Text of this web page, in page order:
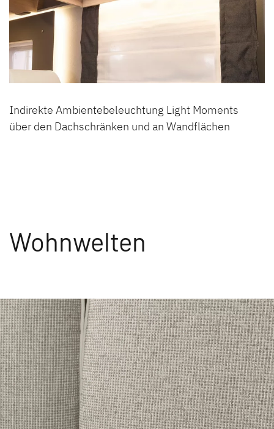
Indirekte Ambientebeleuchtung Light Moments
über den Dachschränken und an Wandflächen
Wohnwelten